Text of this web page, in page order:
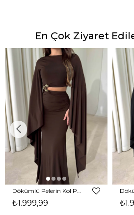
En Çok Ziyaret
₺1.999,99